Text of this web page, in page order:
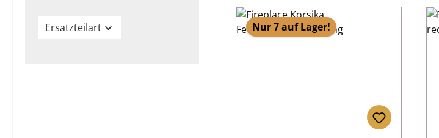
Ersatzteilart Nur 7 auf Lager!